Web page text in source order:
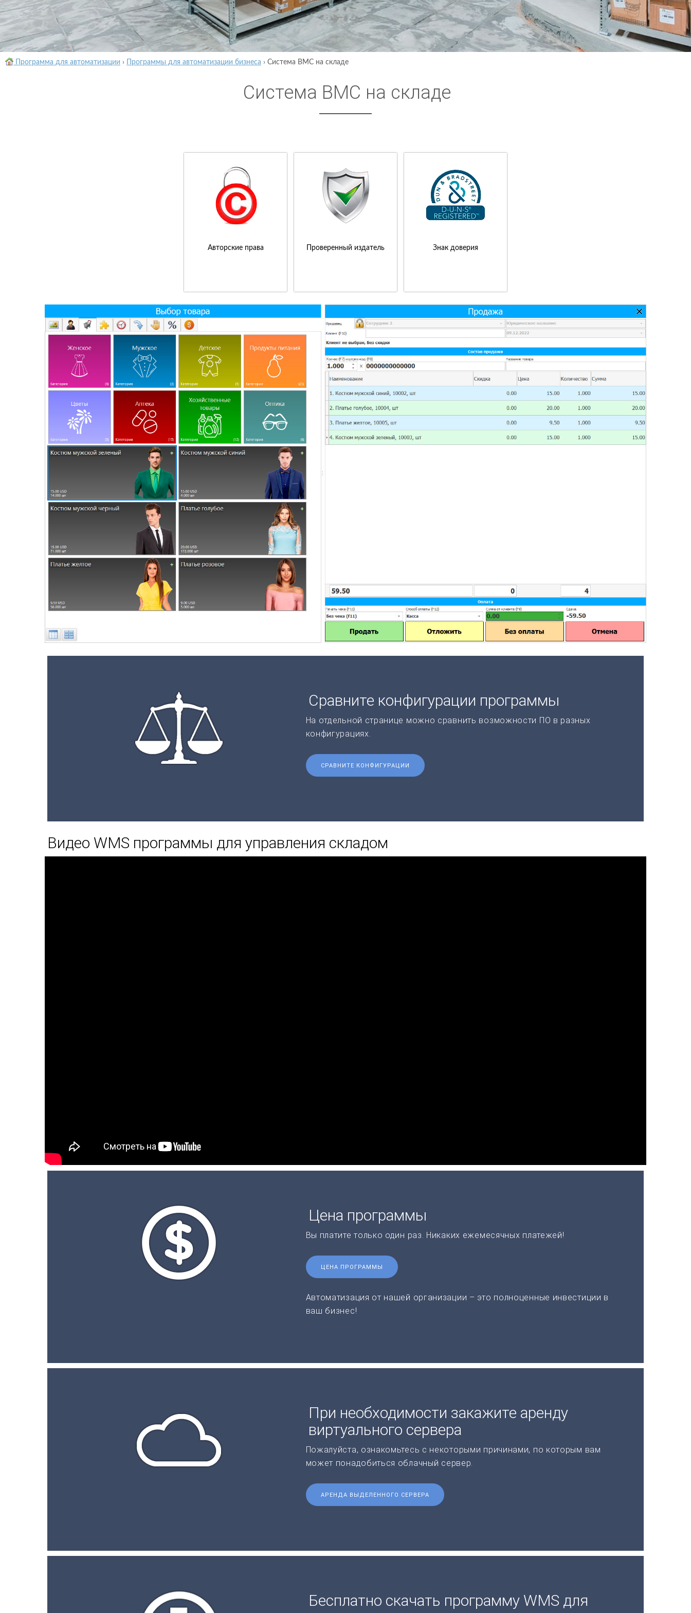
Программа для автоматизации › Программы для автоматизации бизнеса › Система ВМС на складе
Система ВМС на складе
Авторские права Проверенный издатель Знак доверия
Сравните конфигурации программы
На отдельной странице можно сравнить возможности ПО в разных
конфигурациях.
СРАВНИТЕ КОНФИГУРАЦИИ
Видео WMS программы для управления складом
Цена программы
Вы платите только один раз. Никаких ежемесячных платежей!
ЦЕНА ПРОГРАММЫ
Автоматизация от нашей организации – это полноценные инвестиции в
ваш бизнес!
При необходимости закажите аренду
виртуального сервера
Пожалуйста, ознакомьтесь с некоторыми причинами, по которым вам
может понадобиться облачный сервер.
АРЕНДА ВЫДЕЛЕННОГО СЕРВЕРА
Бесплатно скачать программу WMS для